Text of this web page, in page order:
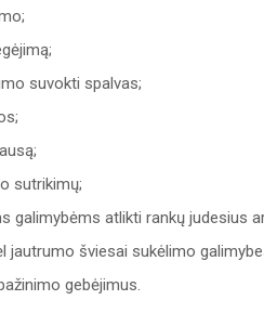
suvokti spalvas;
sutrikimų;
galimybėms atlikti rankų judesius
jautrumo šviesai sukėlimo
gebėjimus.